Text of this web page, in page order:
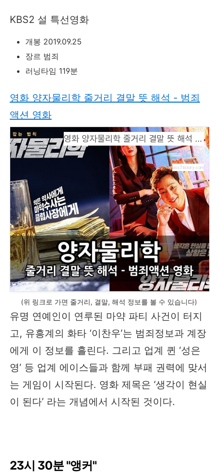
KBS2 설 특선영화
개봉 2019.09.25
장르 범죄
러닝타임 119분
영화 양자물리학 줄거리 결말 뜻 해석 - 범죄
액션 영화
영화 양자물리학 줄거리 결말 뜻 해석 - 범죄액션 영화
kiss7.tistory.com
(위 링크로 가면 줄거리, 결말, 해석 정보를 볼 수 있습니다)
유명 연예인이 연루된 마약 파티 사건이 터지
고, 유흥계의 화타 ‘이찬우’는 범죄정보과 계장
에게 이 정보를 흘린다. 그리고 업계 퀸 ‘성은
영’ 등 업계 에이스들과 함께 부패 권력에 맞서
는 게임이 시작된다. 영화 제목은 ‘생각이 현실
이 된다’ 라는 개념에서 시작된 것이다.
23시 30분 "앵커"